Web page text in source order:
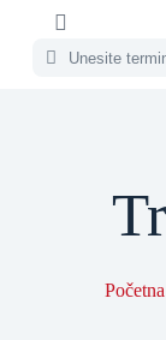
Početna